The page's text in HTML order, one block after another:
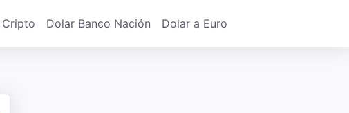
Dolar Banco Nación Dolar a Euro